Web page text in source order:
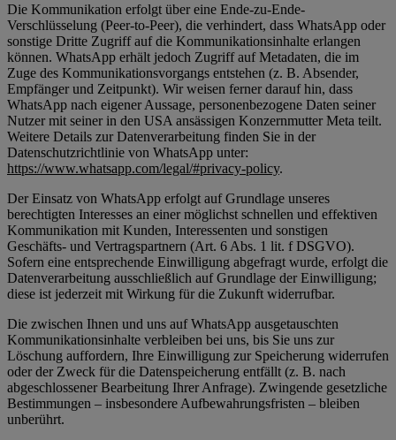
Die Kommunikation erfolgt über eine Ende-zu-Ende-
Verschlüsselung (Peer-to-Peer), die verhindert, dass WhatsApp oder
sonstige Dritte Zugriff auf die Kommunikationsinhalte erlangen
können. WhatsApp erhält jedoch Zugriff auf Metadaten, die im
Zuge des Kommunikationsvorgangs entstehen (z. B. Absender,
Empfänger und Zeitpunkt). Wir weisen ferner darauf hin, dass
WhatsApp nach eigener Aussage, personenbezogene Daten seiner
Nutzer mit seiner in den USA ansässigen Konzernmutter Meta teilt.
Weitere Details zur Datenverarbeitung finden Sie in der
Datenschutzrichtlinie von WhatsApp unter:
https://www.whatsapp.com/legal/#privacy-policy.
Der Einsatz von WhatsApp erfolgt auf Grundlage unseres
berechtigten Interesses an einer möglichst schnellen und effektiven
Kommunikation mit Kunden, Interessenten und sonstigen
Geschäfts- und Vertragspartnern (Art. 6 Abs. 1 lit. f DSGVO).
Sofern eine entsprechende Einwilligung abgefragt wurde, erfolgt die
Datenverarbeitung ausschließlich auf Grundlage der Einwilligung;
diese ist jederzeit mit Wirkung für die Zukunft widerrufbar.
Die zwischen Ihnen und uns auf WhatsApp ausgetauschten
Kommunikationsinhalte verbleiben bei uns, bis Sie uns zur
Löschung auffordern, Ihre Einwilligung zur Speicherung widerrufen
oder der Zweck für die Datenspeicherung entfällt (z. B. nach
abgeschlossener Bearbeitung Ihrer Anfrage). Zwingende gesetzliche
Bestimmungen – insbesondere Aufbewahrungsfristen – bleiben
unberührt.